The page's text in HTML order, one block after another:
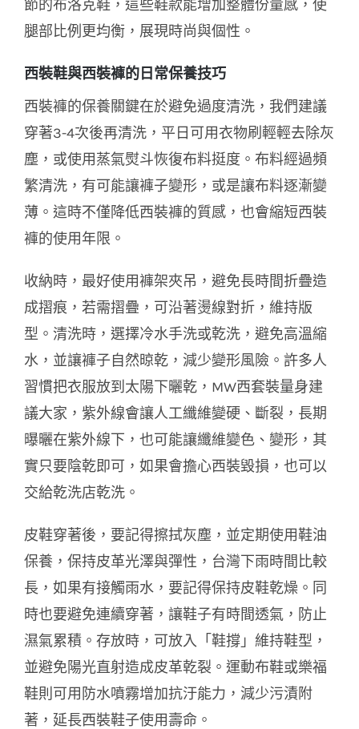
節的布洛克鞋，這些鞋款能增加整體份量感，使
腿部比例更均衡，展現時尚與個性 。
西裝鞋與西裝褲的日常保養技巧
西裝褲的保養關鍵在於避免過度清洗， 我們建議
穿著3-4次後再清洗 ，平日可用衣物刷輕輕去除灰
塵，或使用蒸氣熨斗恢復布料挺度。布料經過頻
繁清洗，有可能讓褲子變形，或是讓布料逐漸變
薄。這時不僅降低西裝褲的質感，也會縮短西裝
褲的使用年限。
收納時，最好使用褲架夾吊，避免長時間折疊造
成摺痕，若需摺疊，可沿著燙線對折，維持版
型。清洗時，選擇冷水手洗或乾洗，避免高溫縮
水，並讓褲子自然晾乾，減少變形風險。許多人
習慣把衣服放到太陽下曬乾，MW西套裝量身建
議大家，紫外線會讓人工纖維變硬、斷裂，長期
曝曬在紫外線下，也可能讓纖維變色、變形，其
實只要陰乾即可，如果會擔心西裝毀損，也可以
交給乾洗店乾洗。
皮鞋穿著後，要記得擦拭灰塵，並定期使用鞋油
保養，保持皮革光澤與彈性 ，台灣下雨時間比較
長，如果有接觸雨水，要記得保持皮鞋乾燥。同
時也要避免連續穿著，讓鞋子有時間透氣，防止
濕氣累積。存放時，可放入「鞋撐」維持鞋型，
並避免陽光直射造成皮革乾裂。運動布鞋或樂福
鞋則可用防水噴霧增加抗汙能力，減少污漬附
著，延長西裝鞋子使用壽命。